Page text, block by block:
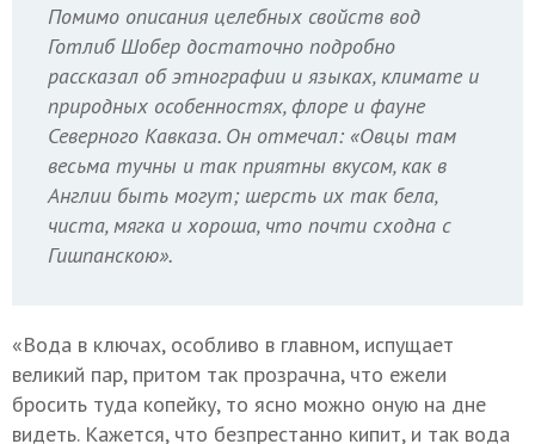
Помимо описания целебных свойств вод
Готлиб Шобер достаточно подробно
рассказал об этнографии и языках, климате и
природных особенностях, флоре и фауне
Северного Кавказа. Он отмечал: «Овцы там
весьма тучны и так приятны вкусом, как в
Англии быть могут; шерсть их так бела,
чиста, мягка и хороша, что почти сходна с
Гишпанскою».
«Вода в ключах, особливо в главном, испущает
великий пар, притом так прозрачна, что ежели
бросить туда копейку, то ясно можно оную на дне
видеть. Кажется, что безпрестанно кипит, и так вода